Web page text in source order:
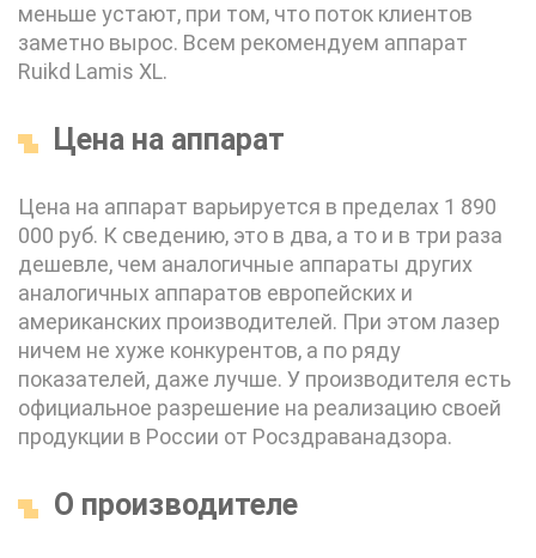
меньше устают, при том, что поток клиентов
заметно вырос. Всем рекомендуем аппарат
Ruikd Lamis XL.
Цена на аппарат
Цена на аппарат варьируется в пределах 1 890
000 руб. К сведению, это в два, а то и в три раза
дешевле, чем аналогичные аппараты других
аналогичных аппаратов европейских и
американских производителей. При этом лазер
ничем не хуже конкурентов, а по ряду
показателей, даже лучше. У производителя есть
официальное разрешение на реализацию своей
продукции в России от Росздраванадзора.
О производителе